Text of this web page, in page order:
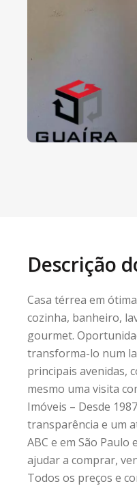
Descrição
Casa térrea em
cozinha, banheiro,
gourmet.
transforma-lo num
principais avenidas,
mesmo uma visita
Imóveis – Desde
transparência e um
ABC e em São
ajudar a comprar,
Todos os preços e